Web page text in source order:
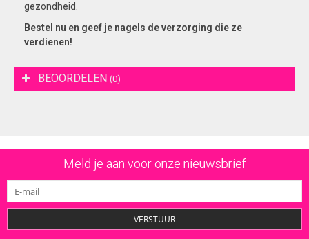
gezondheid.
Bestel nu en geef je nagels de verzorging die ze
verdienen!
BEOORDELEN (0)
Meld je aan voor onze nieuwsbrief
VERSTUUR